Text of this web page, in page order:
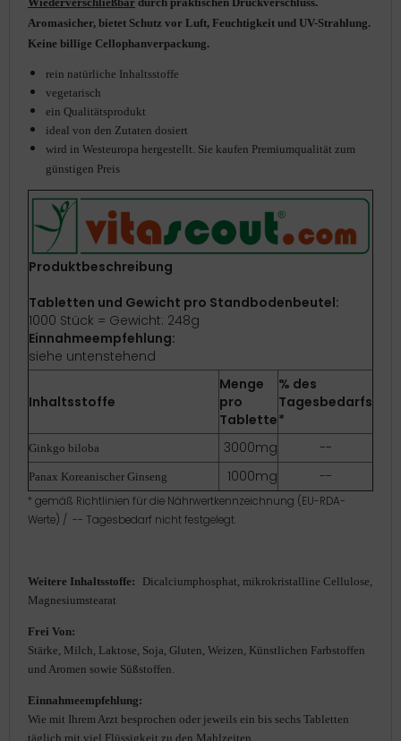
Aromasicher, bietet Schutz vor Luft, Feuchtigkeit und UV-Strahlung.
Keine billige Cellophanverpackung.
rein natürliche Inhaltsstoffe
vegetarisch
ein Qualitätsprodukt
ideal von den Zutaten dosiert
wird in Westeuropa hergestellt. Sie kaufen Premiumqualität zum
günstigen Preis
Produktbeschreibung
Tabletten und Gewicht pro Standbodenbeutel:
1000 Stück = Gewicht: 248g
Einnahmeempfehlung:
siehe untenstehend
Inhaltsstoffe
Menge
pro
Tablette
% des
Tagesbedarfs
*
Ginkgo biloba 3000mg --
Panax Koreanischer Ginseng 1000mg --
* gemäß Richtlinien für die Nährwertkennzeichnung (EU-RDA-
Werte) / -- Tagesbedarf nicht festgelegt.
Weitere Inhaltsstoffe: Dicalciumphosphat, mikrokristalline Cellulose
Magnesiumstearat
Frei Von:
Stärke, Milch, Laktose, Soja, Gluten, Weizen, Künstlichen Farbstoffen
und Aromen sowie Süßstoffen.
Einnahmeempfehlung:
Wie mit Ihrem Arzt besprochen oder jeweils ein bis sechs Tabletten
täglich mit viel Flüssigkeit zu den Mahlzeiten.